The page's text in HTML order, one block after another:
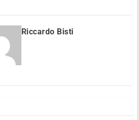
Riccardo Bisti